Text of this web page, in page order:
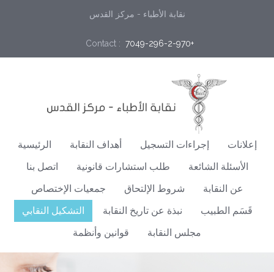
نقابة الأطباء - مركز القدس
Contact : 7049-296-2-970+
الرئيسية أهداف النقابة إجراءات التسجيل
إعلانات
اتصل بنا
طلب استشارات قانونية
الأسئلة الشائعة
جمعيات الإختصاص
شروط الإلتحاق
عن النقابة
التشكيل النقابي
نبذة عن تاريخ النقابة
قَسَم الطبيب
قوانين وأنظمة
مجلس النقابة